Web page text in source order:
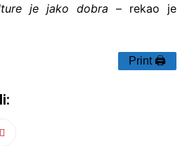
je jako dobra – rekao je
Print 🖨